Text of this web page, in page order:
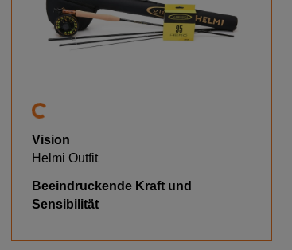
Vision
Helmi Outfit
Beeindruckende Kraft und
Sensibilität